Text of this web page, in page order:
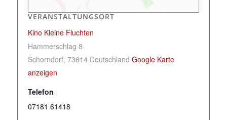
VERANSTALTUNGSORT
Kino Kleine Fluchten
Hammerschlag 8
Schorndorf, 73614 Deutschland Google Karte
anzeigen
Telefon
07181 61418